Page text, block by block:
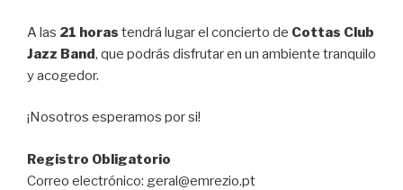
A las 21 horas tendrá lugar el concierto de Cottas Club
Jazz Band, que podrás disfrutar en un ambiente tranquilo
y acogedor.
¡Nosotros esperamos por si!
Registro Obligatorio
Correo electrónico: geral@emrezio.pt